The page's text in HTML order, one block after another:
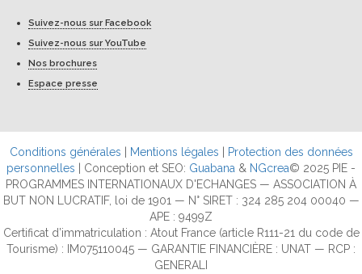
Suivez-nous sur Facebook
Suivez-nous sur YouTube
Nos brochures
Espace presse
Conditions générales Mentions légales
Protection des données
personnelles | Conception et SEO: Guabana & NGcrea© 2025 PIE -
PROGRAMMES INTERNATIONAUX D'ECHANGES — ASSOCIATION À
BUT NON LUCRATIF, loi de 1901 — N° SIRET : 324 285 204 00040 —
APE : 9499Z
Certificat d’immatriculation : Atout France (article R111-21 du code de
Tourisme) : IM075110045 — GARANTIE FINANCIÈRE : UNAT — RCP :
GENERALI